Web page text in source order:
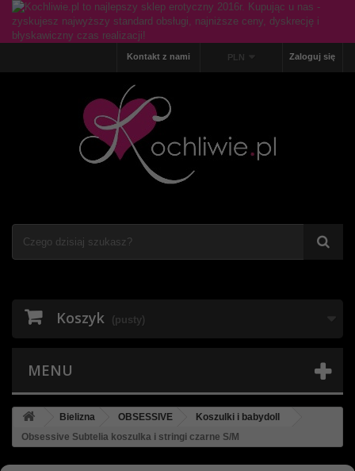
Zaloguj się
PLN
Kontakt z nami
Koszyk (pusty)
MENU
Bielizna OBSESSIVE
Koszulki i babydoll
Obsessive Subtelia koszulka i stringi czarne S/M